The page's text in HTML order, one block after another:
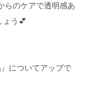
らのケアで透明感あ
ょう💕
についてアップで